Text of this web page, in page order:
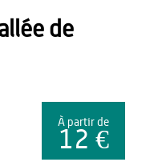
de
À partir de
12 €